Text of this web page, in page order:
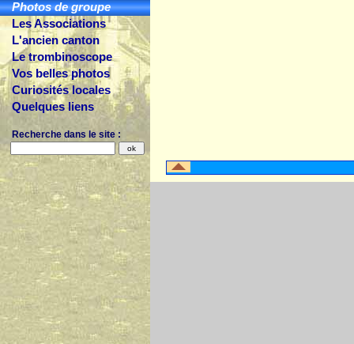
Photos de groupe
Les Associations
L'ancien canton
Le trombinoscope
Vos belles photos
Curiosités locales
Quelques liens
Recherche dans le site :